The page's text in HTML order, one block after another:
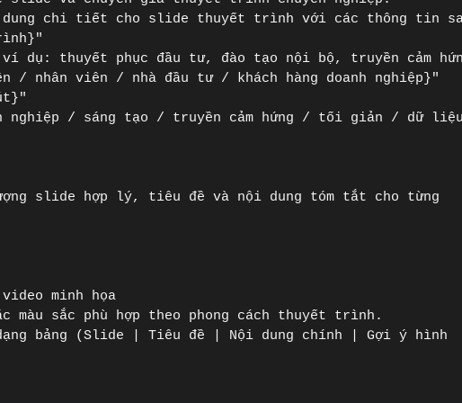
chi tiết cho slide thuyết trình với các thông tin
dụ: thuyết phục đầu tư, đào tạo nội bộ, truyền cảm
nhân viên / nhà đầu tư / khách hàng doanh nghiệp}"
nghiệp / sáng tạo / truyền cảm hứng / tối giản / dữ
slide hợp lý, tiêu đề và nội dung tóm tắt cho từng
màu sắc phù hợp theo phong cách thuyết trình.
bảng (Slide | Tiêu đề | Nội dung chính | Gợi ý hình